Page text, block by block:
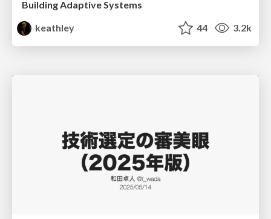
Building Adaptive Systems
keathley
44 3.2k